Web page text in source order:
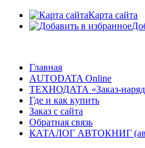
Карта сайта
Главная
AUTODATA Online
ТЕХНОДАТА «Заказ-
Где и как купить
Заказ с сайта
Обратная связь
КАТАЛОГ АВТОКНИГ